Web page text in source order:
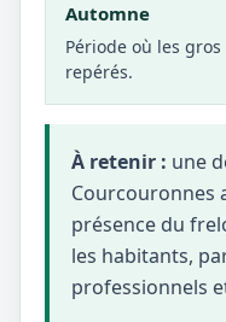
Automne
Période où les
repérés.
À retenir : une
Courcouronnes
présence du
les habitants,
professionnels